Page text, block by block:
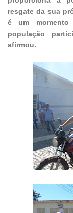
resgate da sua
é um
população
afirmou.